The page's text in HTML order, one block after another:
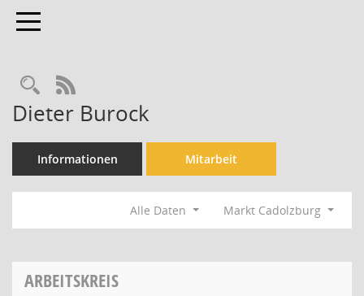
Toggle navigation
Rechercheauswahl
RSS-Feed
Dieter Burock
Informationen Mitarbeit
Alle Daten Markt Cadolzburg
ARBEITSKREIS